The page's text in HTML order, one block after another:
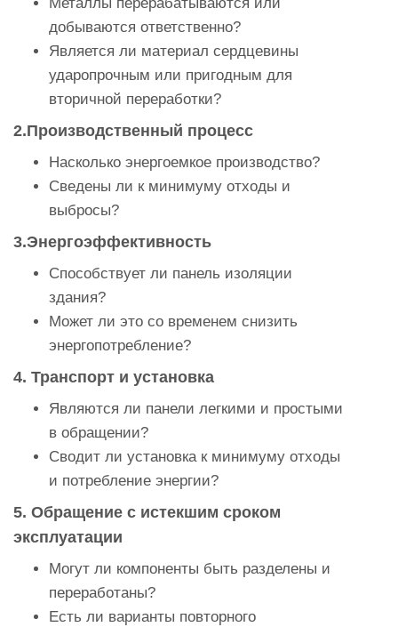
Металлы перерабатываются или
добываются ответственно?
Является ли материал сердцевины
ударопрочным или пригодным для
вторичной переработки?
2.Производственный процесс
Насколько энергоемкое производство?
Сведены ли к минимуму отходы и
выбросы?
3.Энергоэффективность
Способствует ли панель изоляции
здания?
Может ли это со временем снизить
энергопотребление?
4. Транспорт и установка
Являются ли панели легкими и простыми
в обращении?
Сводит ли установка к минимуму отходы
и потребление энергии?
5. Обращение с истекшим сроком
эксплуатации
Могут ли компоненты быть разделены и
переработаны?
Есть ли варианты повторного